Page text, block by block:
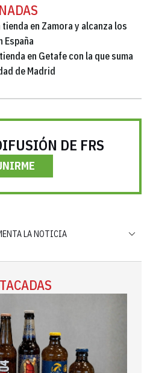
en Zamora y alcanza los
España
en Getafe con la que suma
de Madrid
DE FRS
LA NOTICIA